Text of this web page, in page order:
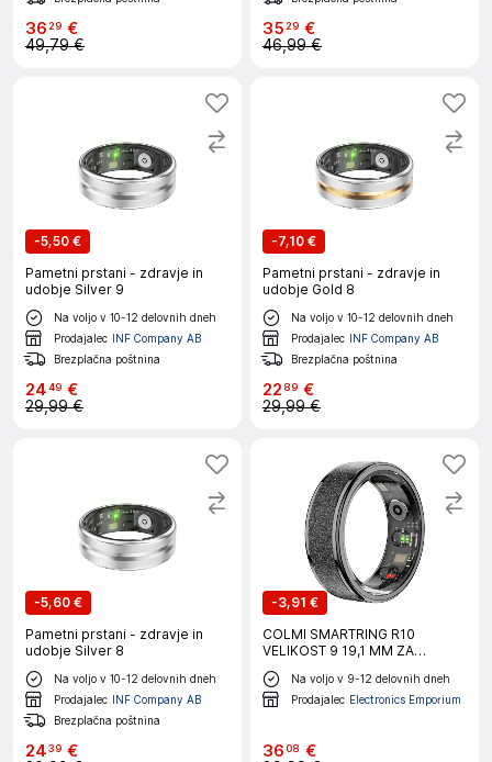
36 29 €
49,79 €
35 29 €
46,99 €
-5,50 €
Pametni prstani - zdravje in
udobje Silver 9
Na voljo v 10-12 delovnih dneh
Prodajalec INF Company AB
Brezplačna poštnina
2449 €
29,99 €
-7,10 €
Pametni prstani - zdravje in
udobje Gold 8
Na voljo v 10-12 delovnih dneh
Prodajalec INF Company AB
Brezplačna poštnina
2289 €
29,99 €
-5,60 €
Pametni prstani - zdravje in
udobje Silver 8
Na voljo v 10-12 delovnih dneh
Prodajalec INF Company AB
Brezplačna poštnina
2439 €
-3,91 €
COLMI SMARTRING R10
VELIKOST 9 19,1 MM ZA
ANDROID IOS S FUNKCIJO
SPREMLJANJA
Na voljo v 9-12 delovnih dneh
Prodajalec Electronics Emporium
3608 €